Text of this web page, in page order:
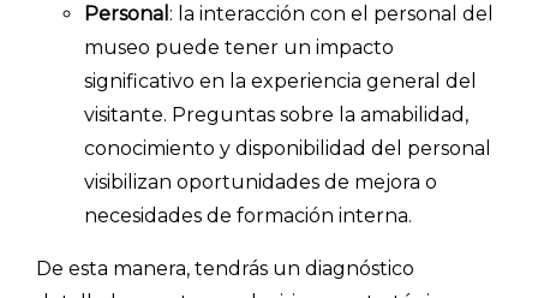
INICIO
Personal : la interacción con el personal del
museo puede tener un impacto
significativo en la experiencia general del
visitante. Preguntas sobre la amabilidad,
conocimiento y disponibilidad del personal
visibilizan oportunidades de mejora o
necesidades de formación interna.
De esta manera, tendrás un diagnóstico